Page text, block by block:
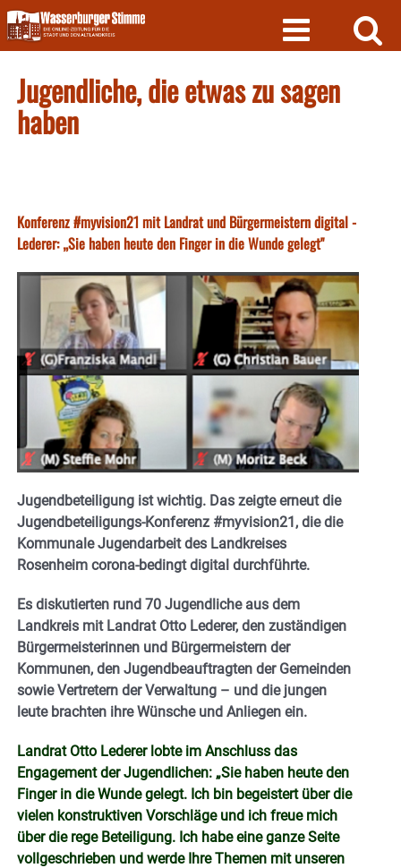
Skip
to
content
Jugendliche, die etwas zu sagen
haben
Konferenz #myvision21 mit Landrat und Bürgermeistern digital -
Lederer: „Sie haben heute den Finger in die Wunde gelegt"
Jugendbeteiligung ist wichtig. Das zeigte erneut die
Jugendbeteiligungs-Konferenz #myvision21, die die
Kommunale Jugendarbeit des Landkreises
Rosenheim corona-bedingt digital durchführte.
Es diskutierten rund 70 Jugendliche aus dem
Landkreis mit Landrat Otto Lederer, den zuständigen
Bürgermeisterinnen und Bürgermeistern der
Kommunen, den Jugendbeauftragten der Gemeinden
sowie Vertretern der Verwaltung – und die jungen
leute brachten ihre Wünsche und Anliegen ein.
Landrat Otto Lederer lobte im Anschluss das
Engagement der Jugendlichen: „Sie haben heute den
Finger in die Wunde gelegt. Ich bin begeistert über die
vielen konstruktiven Vorschläge und ich freue mich
über die rege Beteiligung. Ich habe eine ganze Seite
vollgeschrieben und werde Ihre Themen mit unseren